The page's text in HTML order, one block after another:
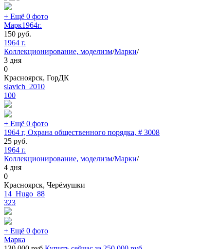
+ Ещё 0 фото
Марк1964г.
150 руб.
1964 г.
Коллекционирование, моделизм/Марки/
3 дня
0
Красноярск, ГорДК
slavich_2010
100
+ Ещё 0 фото
1964 г, Охрана общественного порядка, # 3008
25 руб.
1964 г.
Коллекционирование, моделизм/Марки/
4 дня
0
Красноярск, Черёмушки
14_Hugo_88
323
+ Ещё 0 фото
Марка